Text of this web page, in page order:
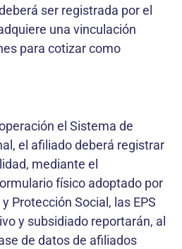
ser registrada por el
una vinculación
para cotizar como
el Sistema de
el afiliado deberá registrar
mediante el
físico adoptado por
Protección Social, las EPS
y subsidiado reportarán, al
de datos de afiliados